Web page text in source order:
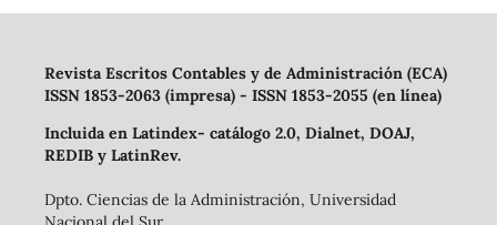
Revista Escritos Contables y de Administración (ECA)
ISSN 1853-2063 (impresa) - ISSN 1853-2055 (en línea)
Incluida en Latindex- catálogo 2.0, Dialnet, DOAJ,
REDIB y LatinRev.
Dpto. Ciencias de la Administración, Universidad